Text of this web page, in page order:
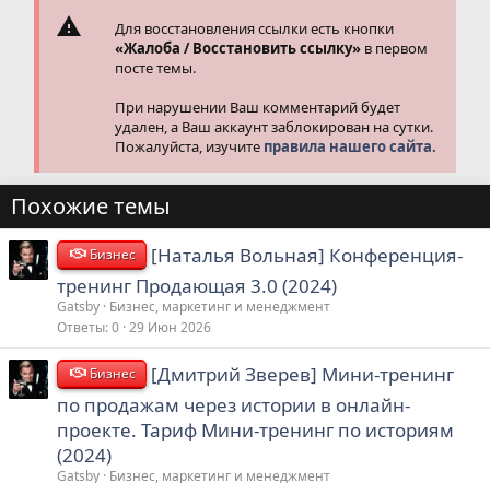
Для восстановления ссылки есть кнопки
«Жалоба / Восстановить ссылку» в первом
посте темы.
При нарушении Ваш комментарий будет
удален, а Ваш аккаунт заблокирован на сутки.
Пожалуйста, изучите правила нашего сайта.
Похожие темы
Бизнес
[Наталья Вольная] Конференция-
тренинг Продающая 3.0 (2024)
Gatsby Бизнес, маркетинг и менеджмент
Ответы 0 29 Июн 2026
Бизнес
[Дмитрий Зверев] Мини-тренинг
по продажам через истории в онлайн-
проекте. Тариф Мини-тренинг по историям
(2024)
Gatsby Бизнес, маркетинг и менеджмент